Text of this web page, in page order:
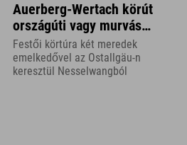
Auerberg-Wertach körút
országúti vagy murvás
kerékpároknak
Festői körtúra két meredek
emelkedővel az Ostallgäu-n
keresztül Nesselwangból